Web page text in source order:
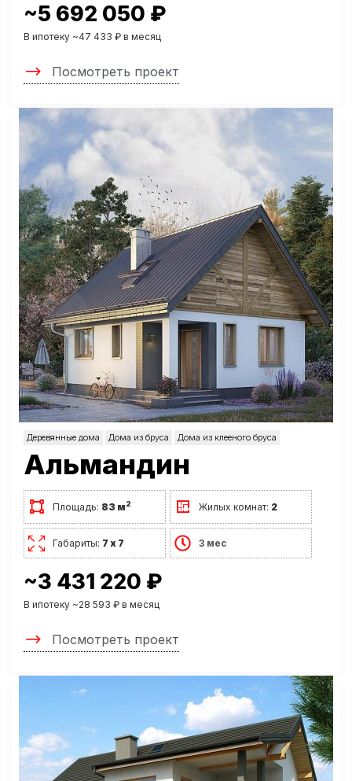
~5 692 050 ₽
В ипотеку ~47 433 ₽ в месяц
Посмотреть проект
Деревянные дома Дома из бруса Дома из клееного бруса
Альмандин
Площадь: 83 м2 Жилых комнат: 2
Габариты: 7 х 7 3 мес
~3 431 220 ₽
В ипотеку ~28 593 ₽ в месяц
Посмотреть проект